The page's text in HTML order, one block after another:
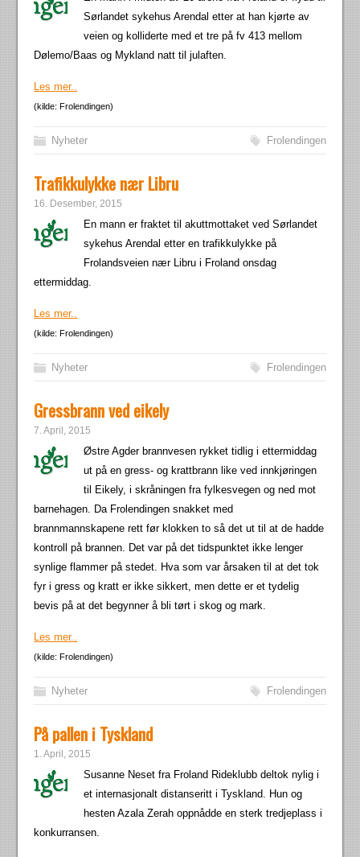
Sørlandet sykehus Arendal etter at han kjørte av
veien og kolliderte med et tre på fv 413 mellom
Dølemo/Baas og Mykland natt til julaften.
Les mer..
(kilde: Frolendingen)
Nyheter Frolendingen
Trafikkulykke nær Libru
16. Desember, 2015
En mann er fraktet til akuttmottaket ved Sørlandet
sykehus Arendal etter en trafikkulykke på
Frolandsveien nær Libru i Froland onsdag
ettermiddag.
Les mer..
(kilde: Frolendingen)
Nyheter Frolendingen
Gressbrann ved eikely
7. April, 2015
Østre Agder brannvesen rykket tidlig i ettermiddag
ut på en gress- og krattbrann like ved innkjøringen
til Eikely, i skråningen fra fylkesvegen og ned mot
barnehagen. Da Frolendingen snakket med
brannmannskapene rett før klokken to så det ut til at de hadde
kontroll på brannen. Det var på det tidspunktet ikke lenger
synlige flammer på stedet. Hva som var årsaken til at det tok
fyr i gress og kratt er ikke sikkert, men dette er et tydelig
bevis på at det begynner å bli tørt i skog og mark.
Les mer..
(kilde: Frolendingen)
Nyheter Frolendingen
På pallen i Tyskland
1. April, 2015
Susanne Neset fra Froland Rideklubb deltok nylig i
et internasjonalt distanseritt i Tyskland. Hun og
hesten Azala Zerah oppnådde en sterk tredjeplass i
konkurransen.